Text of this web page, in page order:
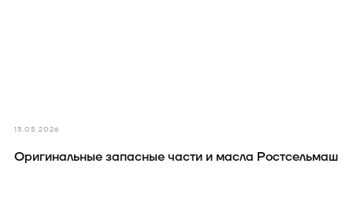
13.05.2026
Оригинальные запасные части и масла Ростсельмаш